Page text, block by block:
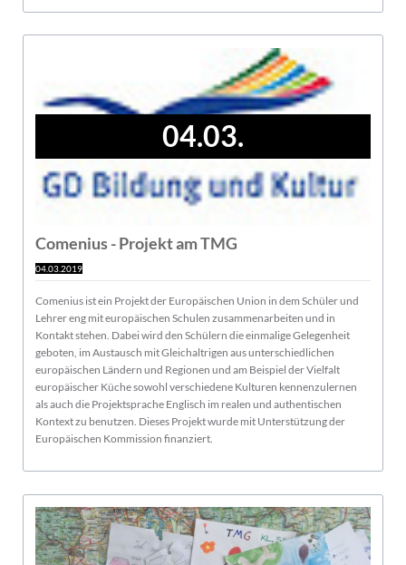
04.03.
Comenius - Projekt am TMG
04.03.2019
Comenius ist ein Projekt der Europäischen Union in dem Schüler und
Lehrer eng mit europäischen Schulen zusammenarbeiten und in
Kontakt stehen. Dabei wird den Schülern die einmalige Gelegenheit
geboten, im Austausch mit Gleichaltrigen aus unterschiedlichen
europäischen Ländern und Regionen und am Beispiel der Vielfalt
europäischer Küche sowohl verschiedene Kulturen kennenzulernen
als auch die Projektsprache Englisch im realen und authentischen
Kontext zu benutzen. Dieses Projekt wurde mit Unterstützung der
Europäischen Kommission finanziert.